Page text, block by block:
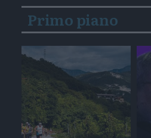
Primo piano